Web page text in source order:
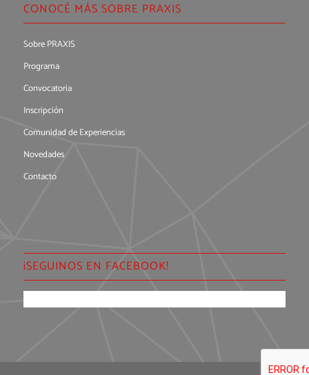
CONOCÉ MÁS SOBRE PRAXIS
Sobre PRAXIS
Programa
Convocatoria
Inscripción
Comunidad de Experiencias
Novedades
Contacto
¡SEGUINOS EN FACEBOOK!